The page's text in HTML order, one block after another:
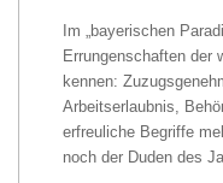
Im „bayerischen
Errungenschaften der
kennen:
Arbeitserlaubnis,
erfreuliche Begriffe
noch der Duden des